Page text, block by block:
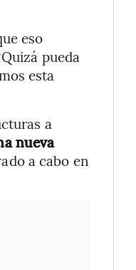
eso
pueda
esta
a
nueva
a cabo en